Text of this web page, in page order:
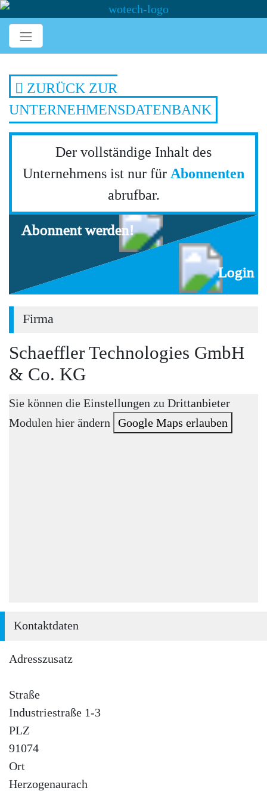
ZURÜCK ZUR
UNTERNEHMENSDATENBANK
Der vollständige Inhalt des
Unternehmens ist nur für Abonnenten
abrufbar.
Abonnent werden!
Login
Firma
Schaeffler Technologies GmbH
& Co. KG
Sie können die Einstellungen zu Drittanbieter
Modulen hier ändern
Google Maps erlauben
Kontaktdaten
Adresszusatz
Straße
Industriestraße 1-3
PLZ
91074
Ort
Herzogenaurach